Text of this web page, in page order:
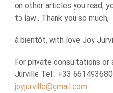
on other articles you read,
to law . Thank you so much,
à bientôt, with love Joy
For private consultations
Jurville Tel : +33
joyjurville@gmail.com